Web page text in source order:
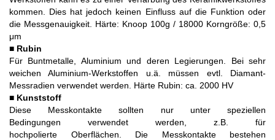
kommen. Dies hat jedoch keinen Einfluss auf die Funktion oder
die Messgenauigkeit. Härte: Knoop 100g / 18000 Korngröße: 0,5
μm
■ Rubin
Für Buntmetalle, Aluminium und deren Legierungen. Bei sehr
weichen Aluminium-Werkstoffen u.ä. müssen evtl. Diamant-
Messradien verwendet werden. Härte Rubin: ca. 2000 HV
■ Kunststoff
Diese Messkontakte sollten nur unter speziellen
Bedingungen verwendet werden, z.B. für
hochpolierte Oberflächen. Die Messkontakte bestehen